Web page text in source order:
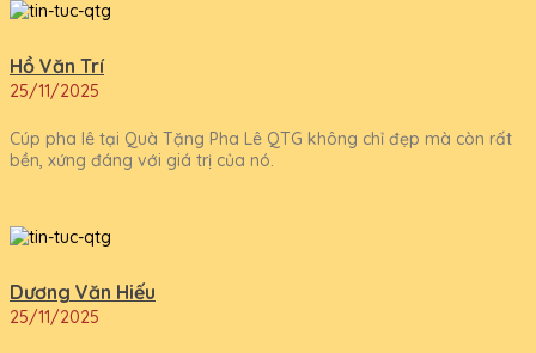
Hồ Văn Trí
25/11/2025
Cúp pha lê tại Quà Tặng Pha Lê QTG không chỉ đẹp mà còn rất
bền, xứng đáng với giá trị của nó.
Dương Văn Hiếu
25/11/2025